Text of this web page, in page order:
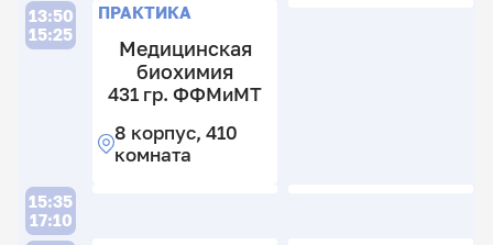
13:50
15:25
ПРАКТИКА
Медицинская
биохимия
431 гр. ФФМиМТ
8 корпус, 410
комната
15:35
17:10